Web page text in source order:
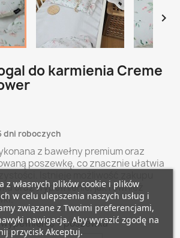

do karmienia Creme
dni roboczych
z bawełny premium oraz
poszewkę, co znacznie ułatwia
oraz wypełnienie, jak również
+ poszewka
z własnych plików cookie i plików
w celu ulepszenia naszych usług i
związane z Twoimi preferencjami,
nawigacja. Aby wyrazić zgodę na
przycisk Akceptuj.